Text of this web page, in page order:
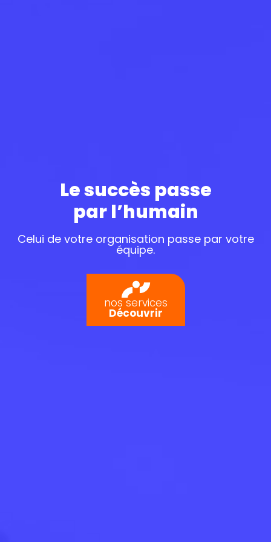
Le succès passe
par l’humain
Celui de votre organisation passe par votre
équipe.
nos services
Découvrir